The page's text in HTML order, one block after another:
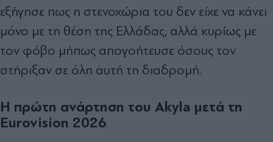
εξήγησε πως η στενοχώρια του δεν είχε να κάνει
μόνο με τη θέση της Ελλάδας, αλλά κυρίως με
τον φόβο μήπως απογοήτευσε όσους τον
στήριξαν σε όλη αυτή τη διαδρομή.
Η πρώτη ανάρτηση του Akyla μετά τη
Eurovision 2026